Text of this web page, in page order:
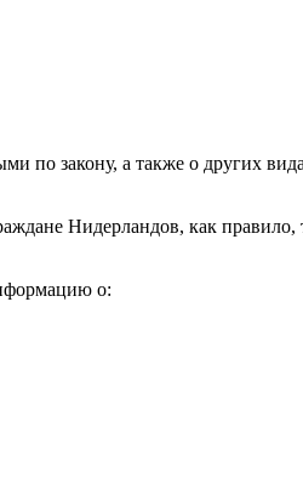
по закону, а также о других
Нидерландов, как правило,
о: